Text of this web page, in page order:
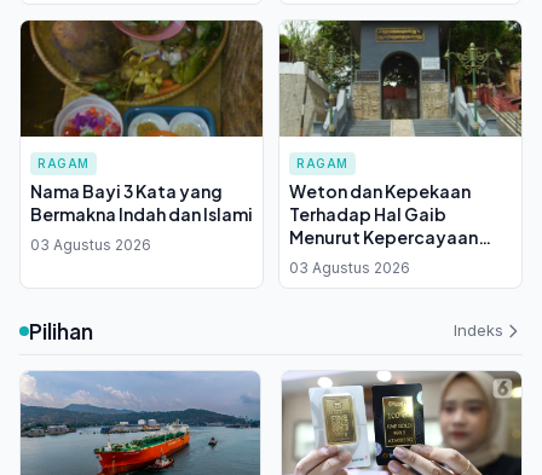
Kepulauan Banda
RAGAM
Nama Bayi 3 Kata yang
Bermakna Indah dan Islami
03 Agustus 2026
RAGAM
Weton dan Kepekaan
Terhadap Hal Gaib
Menurut Kepercayaan
Jawa
03 Agustus 2026
Pilihan Indeks